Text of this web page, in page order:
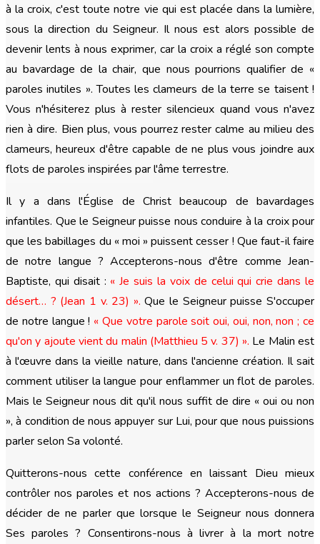
à la croix, c'est toute notre vie qui est placée dans la lumière,
sous la direction du Seigneur. Il nous est alors possible de
devenir lents à nous exprimer, car la croix a réglé son compte
au bavardage de la chair, que nous pourrions qualifier de «
paroles inutiles ». Toutes les clameurs de la terre se taisent !
Vous n'hésiterez plus à rester silencieux quand vous n'avez
rien à dire. Bien plus, vous pourrez rester calme au milieu des
clameurs, heureux d'être capable de ne plus vous joindre aux
flots de paroles inspirées par l'âme terrestre.
Il y a dans l'Église de Christ beaucoup de bavardages
infantiles. Que le Seigneur puisse nous conduire à la croix pour
que les babillages du « moi » puissent cesser ! Que faut-il faire
de notre langue ? Accepterons-nous d'être comme Jean-
Baptiste, qui disait : « Je suis la voix de celui qui crie dans le
désert… ? (Jean 1 v. 23) ». Que le Seigneur puisse S'occuper
de notre langue ! « Que votre parole soit oui, oui, non, non ; ce
qu'on y ajoute vient du malin (Matthieu 5 v. 37) ». Le Malin est
à l'œuvre dans la vieille nature, dans l'ancienne création. Il sait
comment utiliser la langue pour enflammer un flot de paroles.
Mais le Seigneur nous dit qu'il nous suffit de dire « oui ou non
», à condition de nous appuyer sur Lui, pour que nous puissions
parler selon Sa volonté.
Quitterons-nous cette conférence en laissant Dieu mieux
contrôler nos paroles et nos actions ? Accepterons-nous de
décider de ne parler que lorsque le Seigneur nous donnera
Ses paroles ? Consentirons-nous à livrer à la mort notre